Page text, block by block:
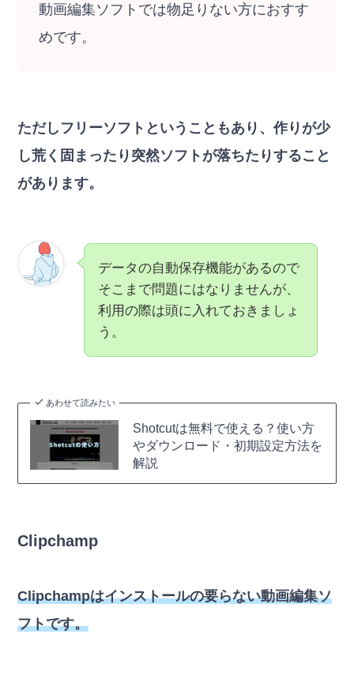
動画編集ソフトでは物足りない方におすす
めです。
ただしフリーソフトということもあり、作りが少
し荒く固まったり突然ソフトが落ちたりすること
があります。
データの自動保存機能があるので
そこまで問題にはなりませんが、
利用の際は頭に入れておきましょ
う。
あわせて読みたい
Shotcutは無料で使える？使い方
やダウンロード・初期設定方法を
解説
Clipchamp
Clipchampはインストールの要らない動画編集ソ
フトです。